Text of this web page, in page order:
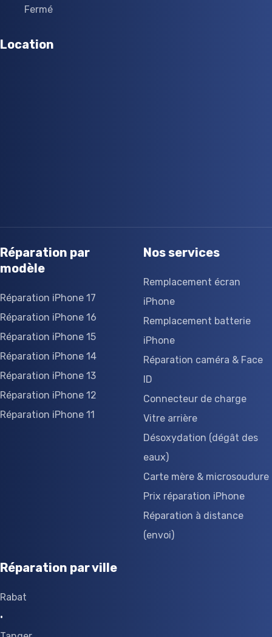
Fermé
Location
Réparation par
modèle
Réparation iPhone 17
Réparation iPhone 16
Réparation iPhone 15
Réparation iPhone 14
Réparation iPhone 13
Réparation iPhone 12
Réparation iPhone 11
Nos services
Remplacement écran
iPhone
Remplacement batterie
iPhone
Réparation caméra & Face
ID
Connecteur de charge
Vitre arrière
Désoxydation (dégât des
eaux)
Carte mère & microsoudure
Prix réparation iPhone
Réparation à distance
(envoi)
Réparation par ville
Rabat
·